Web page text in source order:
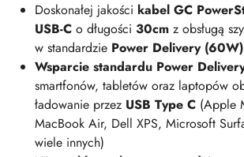
Doskonałej jakości kabel GC
USB-C o długości 30cm z obsługą
w standardzie Power Delivery (60W)
Wsparcie standardu Power
smartfonów, tabletów oraz laptopów
ładowanie przez USB Type C (Apple
MacBook Air, Dell XPS, Microsoft
wiele innych)